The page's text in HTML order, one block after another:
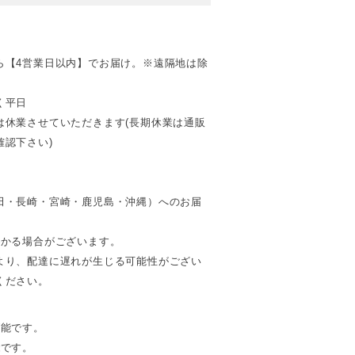
【4営業日以内】でお届け。※遠隔地は除
日
業させていただきます(長期休業は通販
認下さい)
長崎・宮崎・鹿児島・沖縄）へのお届
る場合がございます。
、配達に遅れが生じる可能性がござい
さい。
です。
す。